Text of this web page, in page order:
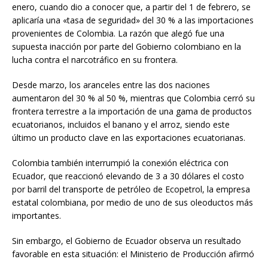
enero, cuando dio a conocer que, a partir del 1 de febrero, se
aplicaría una «tasa de seguridad» del 30 % a las importaciones
provenientes de Colombia. La razón que alegó fue una
supuesta inacción por parte del Gobierno colombiano en la
lucha contra el narcotráfico en su frontera.
Desde marzo, los aranceles entre las dos naciones
aumentaron del 30 % al 50 %, mientras que Colombia cerró su
frontera terrestre a la importación de una gama de productos
ecuatorianos, incluidos el banano y el arroz, siendo este
último un producto clave en las exportaciones ecuatorianas.
Colombia también interrumpió la conexión eléctrica con
Ecuador, que reaccionó elevando de 3 a 30 dólares el costo
por barril del transporte de petróleo de Ecopetrol, la empresa
estatal colombiana, por medio de uno de sus oleoductos más
importantes.
Sin embargo, el Gobierno de Ecuador observa un resultado
favorable en esta situación: el Ministerio de Producción afirmó